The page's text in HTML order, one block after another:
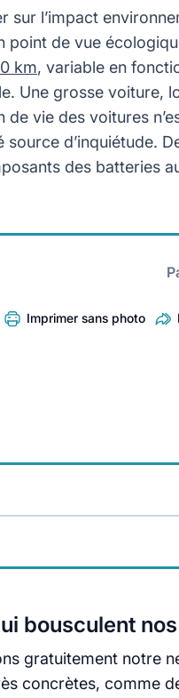
sur l’impact
point de vue
km, variable en
Une grosse voiture,
vie des voitures
d’inquiétude.
des batteries
Imprimer sans photo
bousculent
gratuitement notre
concrètes, comme